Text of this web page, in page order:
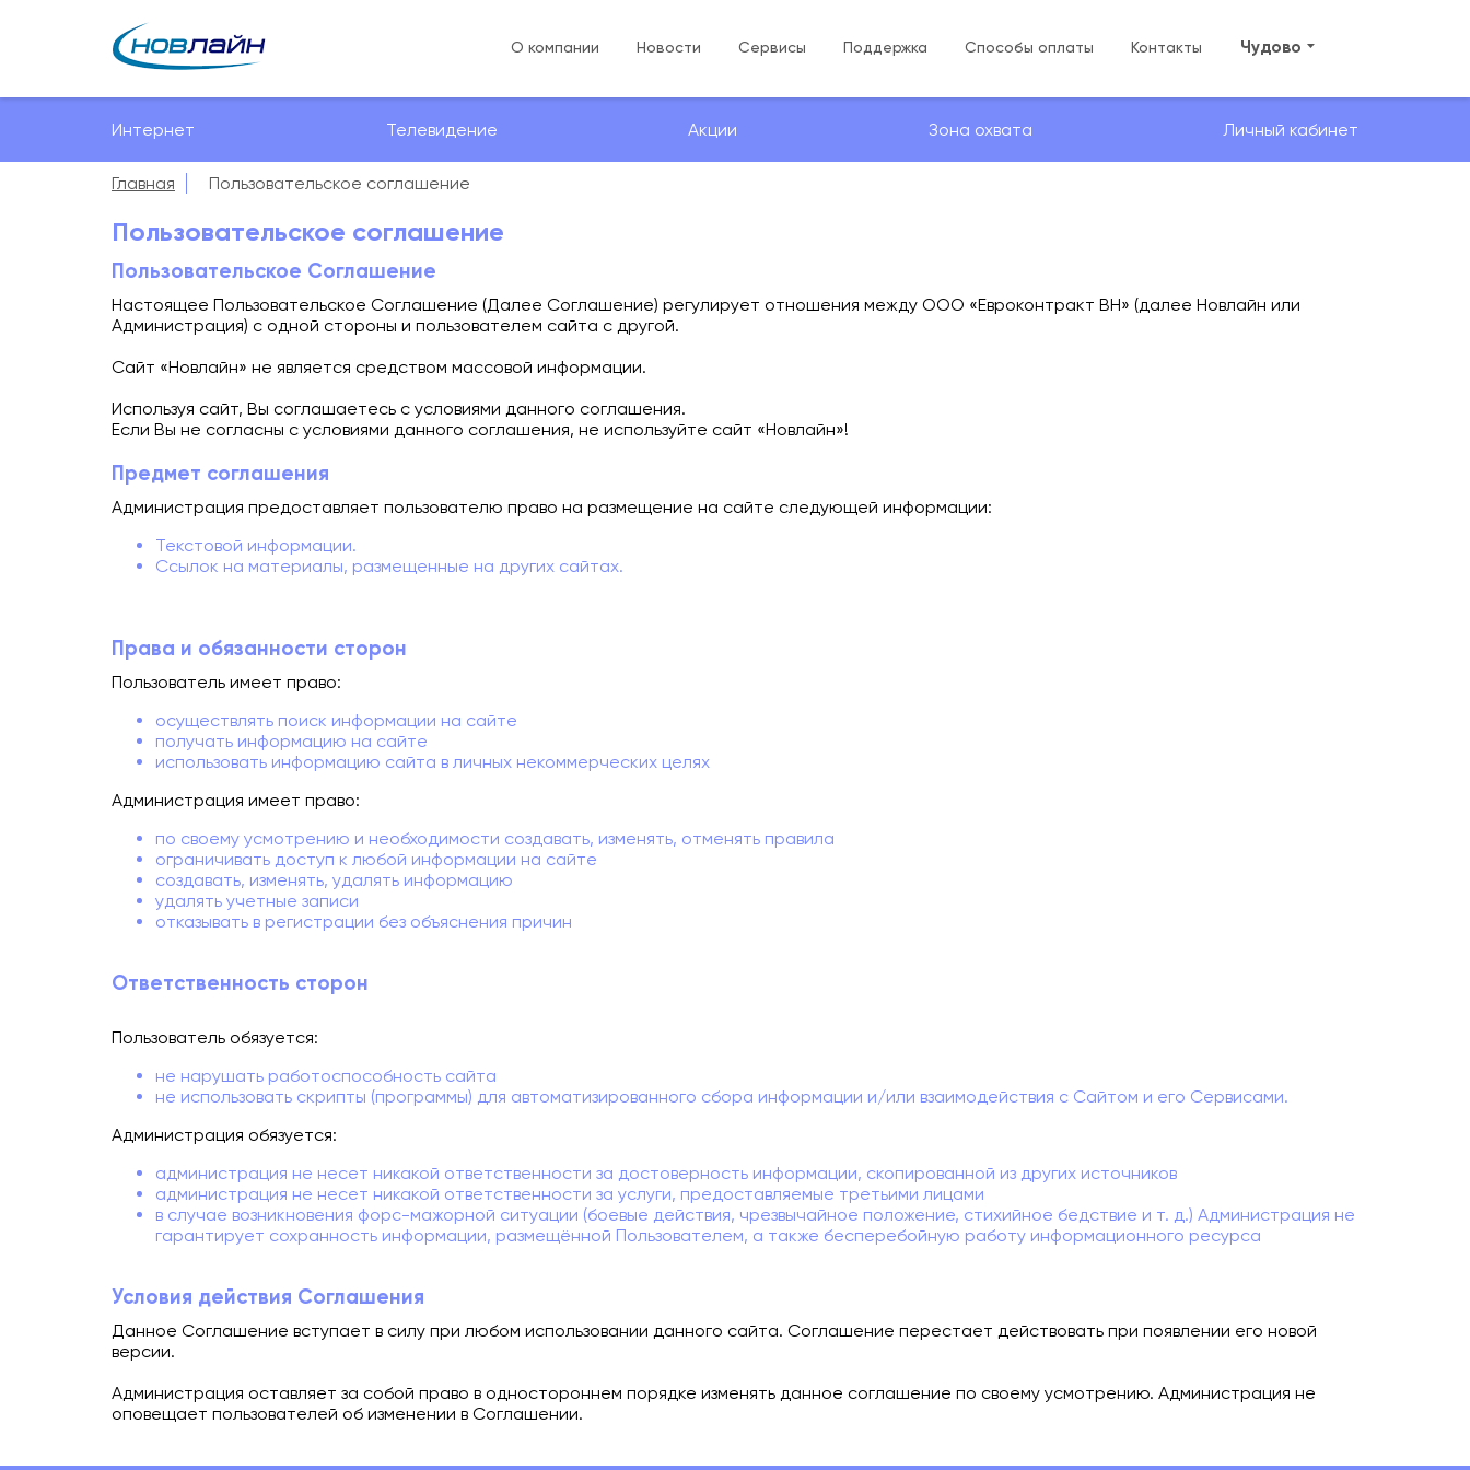
О компании Новости Сервисы Поддержка Способы оплаты Контакты Чудово
Интернет Телевидение Акции Зона охвата Личный кабинет
Главная Пользовательское соглашение
Пользовательское соглашение
Пользовательское Соглашение
Настоящее Пользовательское Соглашение (Далее Соглашение) регулирует отношения между ООО «Евроконтракт ВН» (далее Новлайн или
Администрация) с одной стороны и пользователем сайта с другой.
Сайт «Новлайн» не является средством массовой информации.
Используя сайт, Вы соглашаетесь с условиями данного соглашения.
Если Вы не согласны с условиями данного соглашения, не используйте сайт «Новлайн»!
Предмет соглашения
Администрация предоставляет пользователю право на размещение на сайте следующей информации:
Текстовой информации.
Ссылок на материалы, размещенные на других сайтах.
Права и обязанности сторон
Пользователь имеет право:
осуществлять поиск информации на сайте
получать информацию на сайте
использовать информацию сайта в личных некоммерческих целях
Администрация имеет право:
по своему усмотрению и необходимости создавать, изменять, отменять правила
ограничивать доступ к любой информации на сайте
создавать, изменять, удалять информацию
удалять учетные записи
отказывать в регистрации без объяснения причин
Ответственность сторон
Пользователь обязуется:
не нарушать работоспособность сайта
не использовать скрипты (программы) для автоматизированного сбора информации и/или взаимодействия с Сайтом и его Сервисами.
Администрация обязуется:
администрация не несет никакой ответственности за достоверность информации, скопированной из других источников
администрация не несет никакой ответственности за услуги, предоставляемые третьими лицами
в случае возникновения форс-мажорной ситуации (боевые действия, чрезвычайное положение, стихийное бедствие и т. д.) Администрация не
гарантирует сохранность информации, размещённой Пользователем, а также бесперебойную работу информационного ресурса
Условия действия Соглашения
Данное Соглашение вступает в силу при любом использовании данного сайта. Соглашение перестает действовать при появлении его новой
версии.
Администрация оставляет за собой право в одностороннем порядке изменять данное соглашение по своему усмотрению. Администрация не
оповещает пользователей об изменении в Соглашении.